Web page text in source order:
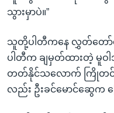
သွားမှာပဲ။”
သူတို့ပါတီကနေ လွှတ်တေ
ပါတီက ချမှတ်ထားတဲ့ မူ
တတ်နိုင်သလောက် ကြိုတင်
လည်း ဦးခင်မောင်ဆွေက ပ